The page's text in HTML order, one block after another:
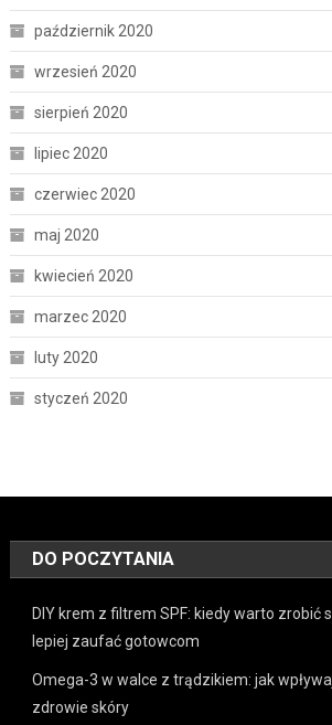
październik 2020
wrzesień 2020
sierpień 2020
lipiec 2020
czerwiec 2020
maj 2020
kwiecień 2020
marzec 2020
luty 2020
styczeń 2020
DO POCZYTANIA
DIY krem z filtrem SPF: kiedy warto zrobić
lepiej zaufać gotowcom
Omega-3 w walce z trądzikiem: jak
zdrowie skóry